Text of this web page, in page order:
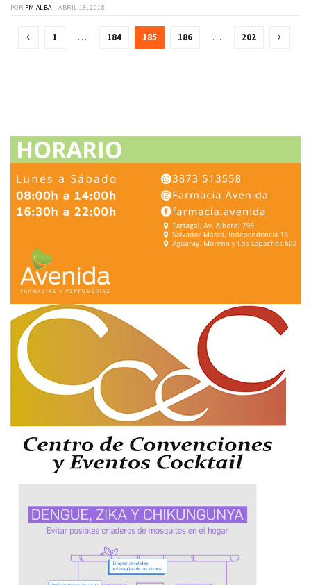
POR FM ALBA ABRIL 18, 2018
1 … 184 185 186 … 202